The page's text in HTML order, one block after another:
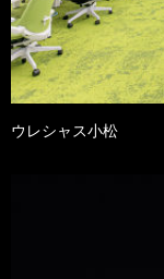
ウレシャス小松